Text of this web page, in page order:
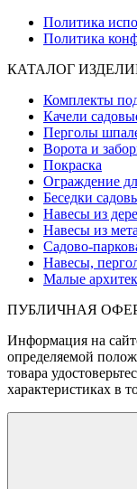
Политика
Политика
КАТАЛОГ
Комплекты
Качели
Перголы
Ворота и
Покраска
Ограждение
Беседки
Навесы из
Навесы из
Садово-
Навесы,
Малые
ПУБЛИЧНАЯ
Информация на
определяемой
товара
характеристиках в